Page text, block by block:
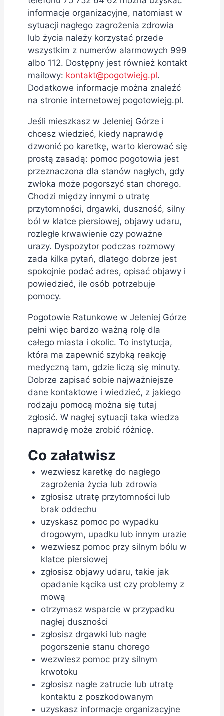
informacje organizacyjne, natomiast w
sytuacji nagłego zagrożenia zdrowia
lub życia należy korzystać przede
wszystkim z numerów alarmowych 999
albo 112. Dostępny jest również kontakt
mailowy: kontakt@pogotwiejg.pl.
Dodatkowe informacje można znaleźć
na stronie internetowej pogotowiejg.pl.
Jeśli mieszkasz w Jeleniej Górze i
chcesz wiedzieć, kiedy naprawdę
dzwonić po karetkę, warto kierować się
prostą zasadą: pomoc pogotowia jest
przeznaczona dla stanów nagłych, gdy
zwłoka może pogorszyć stan chorego.
Chodzi między innymi o utratę
przytomności, drgawki, duszność, silny
ból w klatce piersiowej, objawy udaru,
rozległe krwawienie czy poważne
urazy. Dyspozytor podczas rozmowy
zada kilka pytań, dlatego dobrze jest
spokojnie podać adres, opisać objawy i
powiedzieć, ile osób potrzebuje
pomocy.
Pogotowie Ratunkowe w Jeleniej Górze
pełni więc bardzo ważną rolę dla
całego miasta i okolic. To instytucja,
która ma zapewnić szybką reakcję
medyczną tam, gdzie liczą się minuty.
Dobrze zapisać sobie najważniejsze
dane kontaktowe i wiedzieć, z jakiego
rodzaju pomocą można się tutaj
zgłosić. W nagłej sytuacji taka wiedza
naprawdę może zrobić różnicę.
Co załatwisz
wezwiesz karetkę do nagłego
zagrożenia życia lub zdrowia
zgłosisz utratę przytomności lub
brak oddechu
uzyskasz pomoc po wypadku
drogowym, upadku lub innym urazie
wezwiesz pomoc przy silnym bólu w
klatce piersiowej
zgłosisz objawy udaru, takie jak
opadanie kącika ust czy problemy z
mową
otrzymasz wsparcie w przypadku
nagłej duszności
zgłosisz drgawki lub nagłe
pogorszenie stanu chorego
wezwiesz pomoc przy silnym
krwotoku
zgłosisz nagłe zatrucie lub utratę
kontaktu z poszkodowanym
uzyskasz informacje organizacyjne